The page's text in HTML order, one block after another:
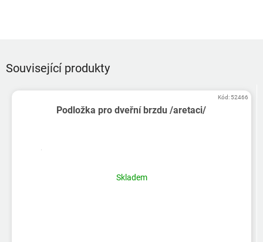
Související produkty
Podložka pro dveřní brzdu /aretaci/
Skladem
Kód: 52466